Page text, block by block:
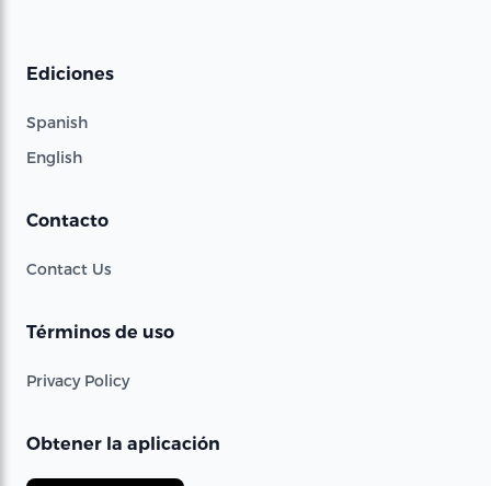
Ediciones
Spanish
English
Contacto
Contact Us
Términos de uso
Privacy Policy
Obtener la aplicación